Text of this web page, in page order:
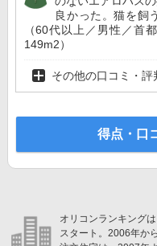
良かった。猫を飼
（60代以上／男性／首
149m2）
その他の口コミ・評
得点・口
オリコンランキング
スタート。2006年か